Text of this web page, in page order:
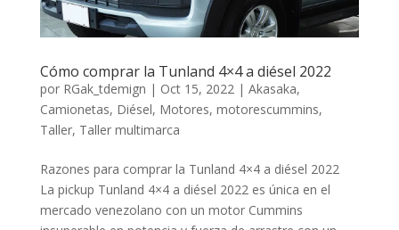
Cómo comprar la Tunland 4×4 a diésel 2022
por RGak_tdemign | Oct 15, 2022 | Akasaka,
Camionetas, Diésel, Motores, motorescummins,
Taller, Taller multimarca
Razones para comprar la Tunland 4×4 a diésel 2022
La pickup Tunland 4×4 a diésel 2022 es única en el
mercado venezolano con un motor Cummins